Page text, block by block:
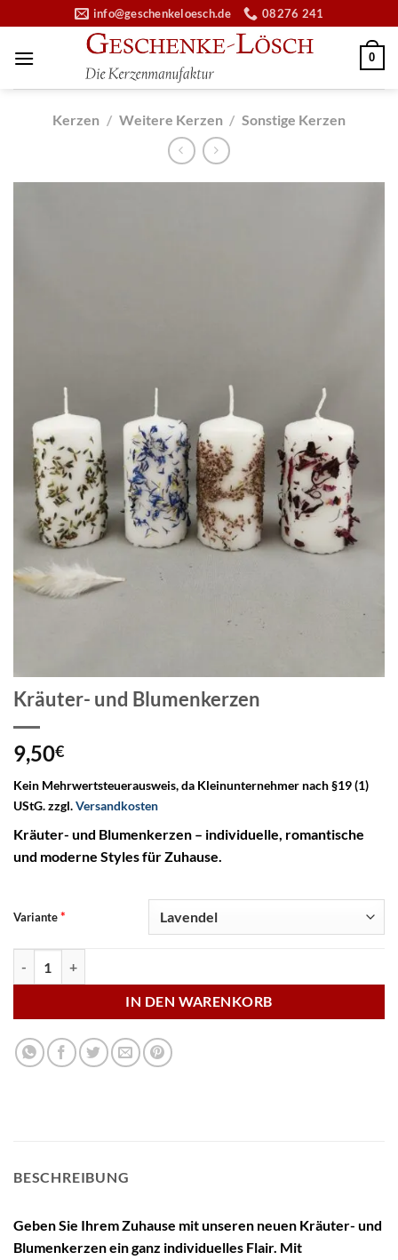
Inhalt
springen
info@geschenkeloesch.de 08276 241
0
Kerzen / Weitere Kerzen / Sonstige Kerzen
Kräuter- und Blumenkerzen
9,50€
Kein Mehrwertsteuerausweis, da Kleinunternehmer nach §19 (1)
UStG.zzgl.Versandkosten
Kräuter- und Blumenkerzen – individuelle, romantische
und moderne Styles für Zuhause.
Variante*
IN DEN WARENKORB
BESCHREIBUNG
Geben Sie Ihrem Zuhause mit unseren neuen Kräuter- und
Blumenkerzen ein ganz individuelles Flair. Mit